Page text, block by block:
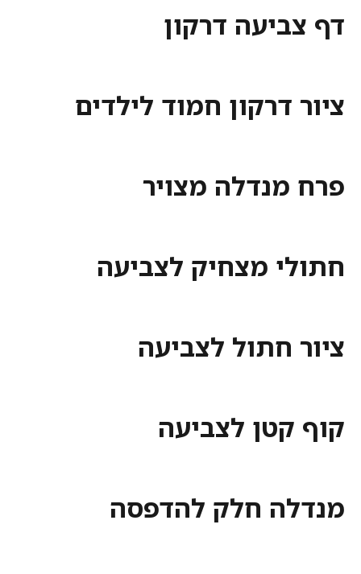
דרקון
דרקון חמוד לילדים
מצויר
מצחיק לצביעה
חתול לצביעה
לצביעה
חלק להדפסה